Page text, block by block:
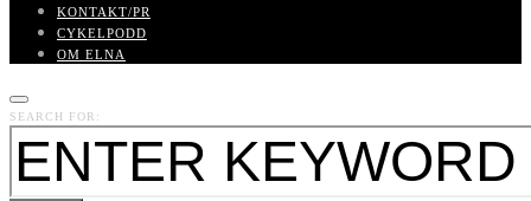
KONTAKT/PR
CYKELPODD
OM ELNA
SEARCH FOR: